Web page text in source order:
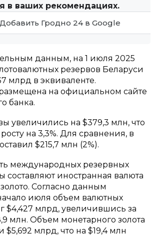
в ваших рекомендациях.
Добавить Гродно 24 в Google
данным, на 1 июля 2025
резервов Беларуси
млрд в эквиваленте.
на официальном сайте
банка.
увеличились на $379,3 млн, что
на 3,3%. Для сравнения, в
$215,7 млн (2%).
международных резервных
составляют иностранная валюта
Согласно данным
июля объем валютных
$4,427 млрд, увеличившись за
млн. Объем монетарного золота
$5,692 млрд, что на $19,4 млн